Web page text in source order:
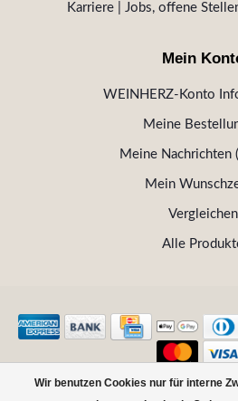
Wir benutzen Cookies nur für interne
Karriere | Jobs, offene
Mein
WEINHERZ-Konto
Meine
Meine Nachrichten
Mein
Vergleichen
Alle
© Copyright 2026 WEINHERZ